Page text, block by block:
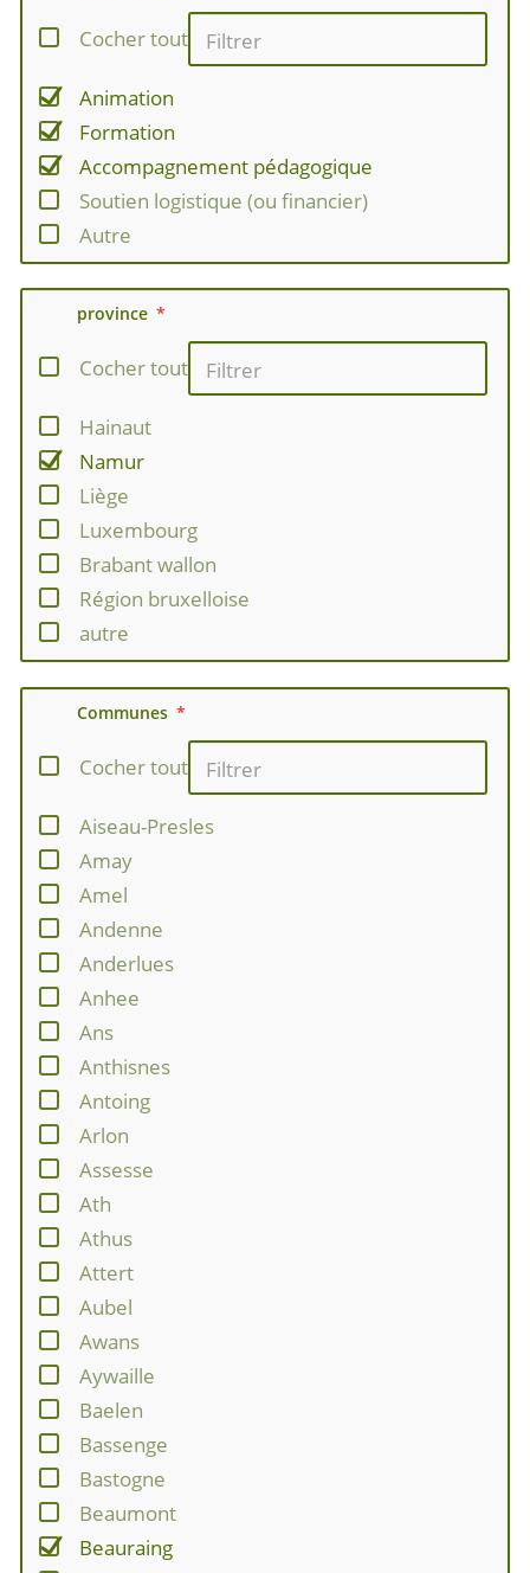
Cocher tout
Animation
Formation
Accompagnement pédagogique
Soutien logistique (ou financier)
Autre
province
Cocher tout
Hainaut
Namur
Liège
Luxembourg
Brabant wallon
Région bruxelloise
autre
Communes
Cocher tout
Aiseau-Presles
Amay
Amel
Andenne
Anderlues
Anhee
Ans
Anthisnes
Antoing
Arlon
Assesse
Ath
Athus
Attert
Aubel
Awans
Aywaille
Baelen
Bassenge
Bastogne
Beaumont
Beauraing